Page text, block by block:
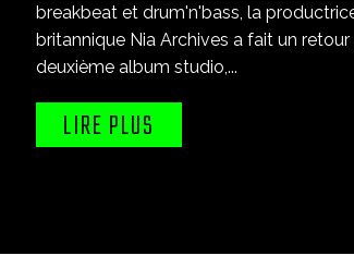
breakbeat et drum'n'bass, la
britannique Nia Archives a fait un
deuxième album studio,...
LIRE PLUS